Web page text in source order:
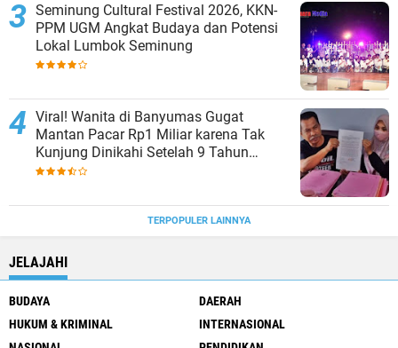
Seminung Cultural Festival 2026, KKN-
PPM UGM Angkat Budaya dan Potensi
Lokal Lumbok Seminung
Viral! Wanita di Banyumas Gugat
Mantan Pacar Rp1 Miliar karena Tak
Kunjung Dinikahi Setelah 9 Tahun
Berpacaran
TERPOPULER LAINNYA
JELAJAHI
BUDAYA
DAERAH
HUKUM & KRIMINAL
INTERNASIONAL